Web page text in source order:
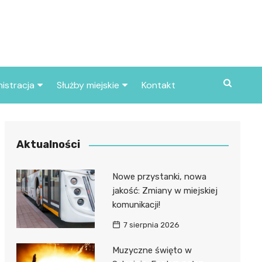
miasta
Służby miejskie
Policja
Kontakt
Aktualności
Nowe przystanki, nowa
jakość: Zmiany w miejskiej
komunikacji!
7 sierpnia 2026
Muzyczne święto w